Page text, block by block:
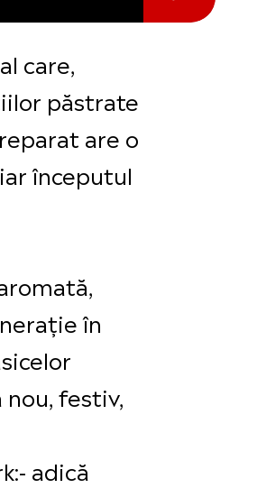
care,
păstrate
are o
începutul
în
festiv,
adică